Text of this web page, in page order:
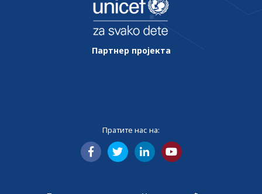
Партнер пројекта
Пратите нас на: